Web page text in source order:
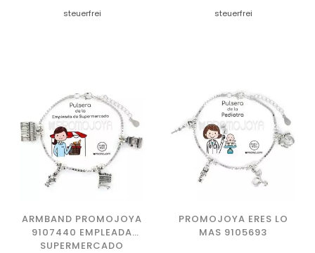
steuerfrei steuerfrei
ARMBAND PROMOJOYA
9107440 EMPLEADA
SUPERMERCADO
PROMOJOYA ERES LO
MAS 9105693